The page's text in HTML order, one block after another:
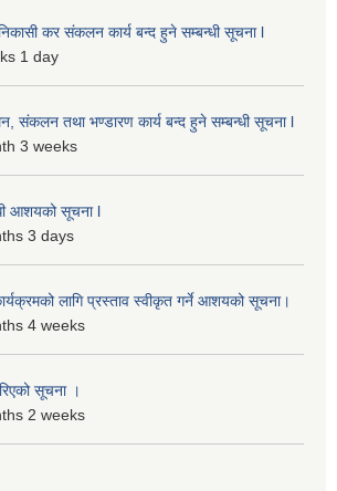
कर संकलन कार्य बन्द हुने सम्बन्धी सूचना l
1 day
संकलन तथा भण्डारण कार्य बन्द हुने सम्बन्धी सूचना l
3 weeks
आशयको सूचना l
3 days
लागि प्रस्ताव स्वीकृत गर्ने आशयको सूचना।
4 weeks
सूचना ।
2 weeks